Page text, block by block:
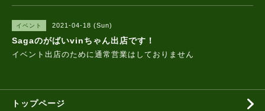
イベント 2021-04-18 (Sun)
Sagaのがばいvinちゃん出店です！
イベント出店のために通常営業はしておりません
トップページ